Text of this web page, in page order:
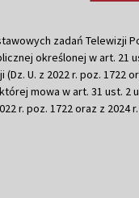
zadań Telewizji
określonej w art. 21
U. z 2022 r. poz. 1722
mowa w art. 31 ust. 2
r. poz. 1722 oraz z 2024